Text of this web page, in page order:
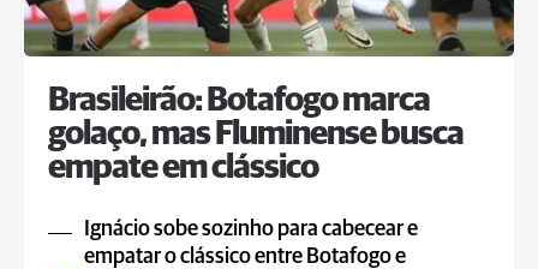
Brasileirão: Botafogo marca
golaço, mas Fluminense busca
empate em clássico
Ignácio sobe sozinho para cabecear e
empatar o clássico entre Botafogo e